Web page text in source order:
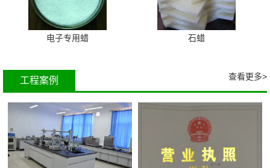
电子专用蜡 石蜡
工程案例 查看更多>